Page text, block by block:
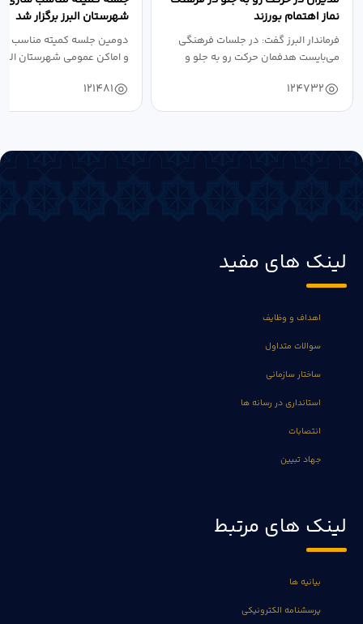
نماز اهتمام بورزند
فرماندار البرز گفت: در جلسات فرهنگی
می‌بایست هدفمان حرکت رو به جلو و
124732
شهرستان البرز برگزار شد
دومین جلسه کمیته مناسب
و اماکن عمومی شهرستان
121481
لینک های مفید
اهداف و وظایف
سوالات متداول
ساختار سازمانی
استانداری در رسانه ها
انتصابات
جهاد تبیین
لینک های مرتبط
بیانیه ها
پرسشنامه الکترونیکی